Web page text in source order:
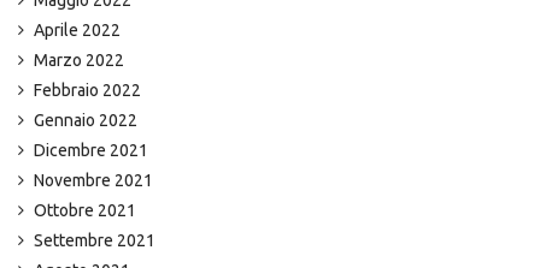
Aprile 2022
Marzo 2022
Febbraio 2022
Gennaio 2022
Dicembre 2021
Novembre 2021
Ottobre 2021
Settembre 2021